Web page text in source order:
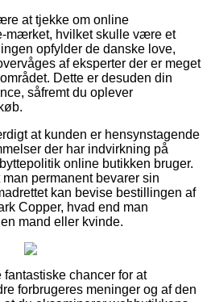
at tjekke om online
mærket, hvilket skulle være et
opfylder de danske love,
af eksperter der er meget
Dette er desuden din
såfremt du oplever
at kunden er hensynstagende
der har indvirkning på
online butikken bruger.
permanent bevarer sin
kan bevise bestillingen af
Copper, hvad end man
mand eller kvinde.
chancer for at
forbrugeres meninger og af den